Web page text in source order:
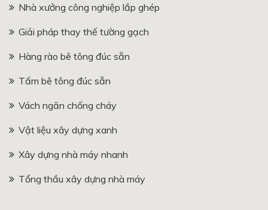
Nhà xưởng công nghiệp lắp ghép
Giải pháp thay thế tường gạch
Hàng rào bê tông đúc sẵn
Tấm bê tông đúc sẵn
Vách ngăn chống cháy
Vật liệu xây dựng xanh
Xây dựng nhà máy nhanh
Tổng thầu xây dựng nhà máy